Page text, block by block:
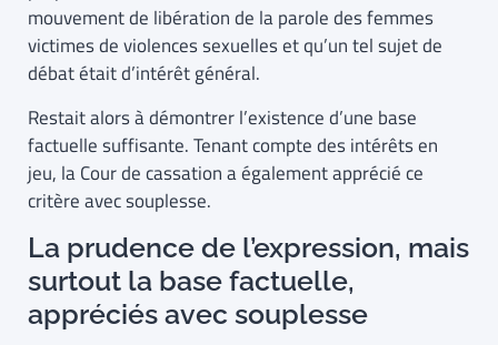
mouvement de libération de la parole des femmes
victimes de violences sexuelles et qu’un tel sujet de
débat était d’intérêt général.
Restait alors à démontrer l’existence d’une base
factuelle suffisante. Tenant compte des intérêts en
jeu, la Cour de cassation a également apprécié ce
critère avec souplesse.
La prudence de l’expression, mais
surtout la base factuelle,
appréciés avec souplesse